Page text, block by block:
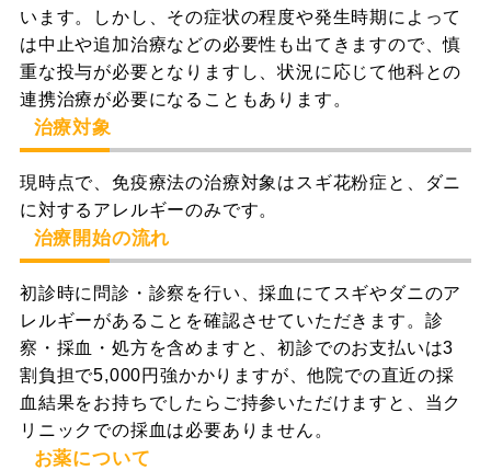
います。しかし、その症状の程度や発生時期によって
は中止や追加治療などの必要性も出てきますので、慎
重な投与が必要となりますし、状況に応じて他科との
連携治療が必要になることもあります。
治療対象
現時点で、免疫療法の治療対象はスギ花粉症と、ダニ
に対するアレルギーのみです。
治療開始の流れ
初診時に問診・診察を行い、採血にてスギやダニのア
レルギーがあることを確認させていただきます。診
察・採血・処方を含めますと、初診でのお支払いは3
割負担で5,000円強かかりますが、他院での直近の採
血結果をお持ちでしたらご持参いただけますと、当ク
リニックでの採血は必要ありません。
お薬について